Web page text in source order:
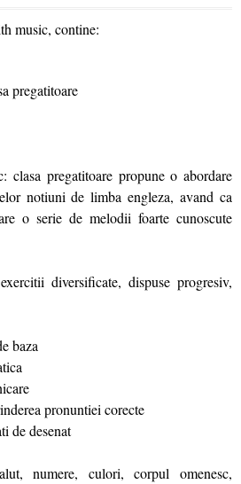
music, contine:
pregatitoare
clasa pregatitoare propune o abordare
notiuni de limba engleza, avand ca
o serie de melodii foarte cunoscute
diversificate, dispuse progresiv,
baza
pronuntiei corecte
de desenat
numere, culori, corpul omenesc,